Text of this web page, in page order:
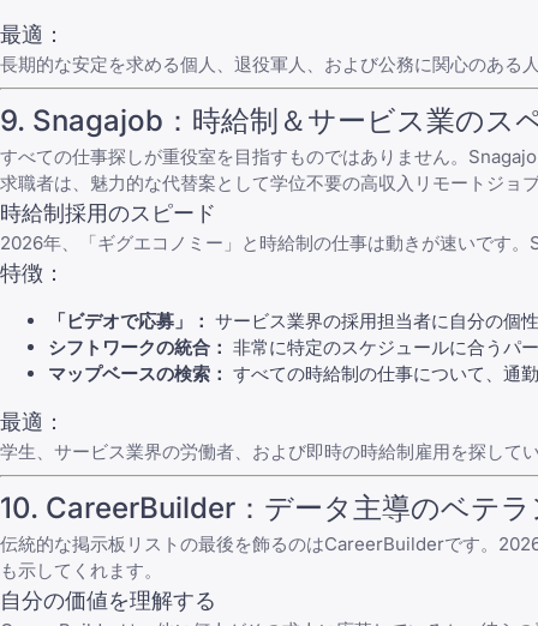
最適：
長期的な安定を求める個人、退役軍人、および公務に関心のある
9. Snagajob ：時給制＆サービス業のス
すべての仕事探しが重役室を目指すものではありません。
求職者は、魅力的な代替案として学位不要の高収入リモートジョ
時給制採用のスピード
2026年、「ギグエコノミー」と時給制の仕事は動きが速いです。
特徴：
「ビデオで応募」： サービス業界の採用担当者に自分の個
シフトワークの統合： 非常に特定のスケジュールに合うパ
マップベースの検索： すべての時給制の仕事について、通
最適：
学生、サービス業界の労働者、および即時の時給制雇用を探して
10. CareerBuilder ：データ主導のベテ
伝統的な掲示板リストの最後を飾るのはCareerBuilderです。
も示してくれます。
自分の価値を理解する